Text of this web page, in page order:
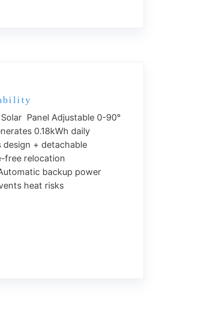
Panel Adjustable 0-90°
0.18kWh daily
design + detachable
free relocation
backup power
heat risks